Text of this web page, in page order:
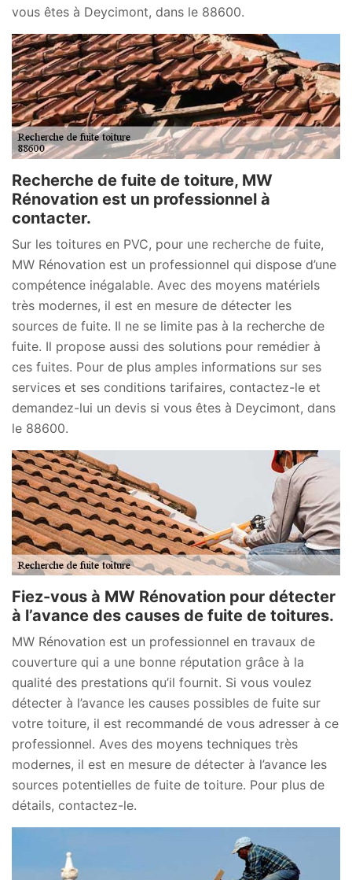
vous êtes à Deycimont, dans le 88600.
Recherche de fuite de toiture, MW
Rénovation est un professionnel à
contacter.
Sur les toitures en PVC, pour une recherche de fuite,
MW Rénovation est un professionnel qui dispose d’une
compétence inégalable. Avec des moyens matériels
très modernes, il est en mesure de détecter les
sources de fuite. Il ne se limite pas à la recherche de
fuite. Il propose aussi des solutions pour remédier à
ces fuites. Pour de plus amples informations sur ses
services et ses conditions tarifaires, contactez-le et
demandez-lui un devis si vous êtes à Deycimont, dans
le 88600.
Fiez-vous à MW Rénovation pour détecter
à l’avance des causes de fuite de toitures.
MW Rénovation est un professionnel en travaux de
couverture qui a une bonne réputation grâce à la
qualité des prestations qu’il fournit. Si vous voulez
détecter à l’avance les causes possibles de fuite sur
votre toiture, il est recommandé de vous adresser à ce
professionnel. Aves des moyens techniques très
modernes, il est en mesure de détecter à l’avance les
sources potentielles de fuite de toiture. Pour plus de
détails, contactez-le.